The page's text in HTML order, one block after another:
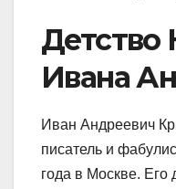
Детство
Ивана
Иван Андреевич
писатель и
года в Москве. Его